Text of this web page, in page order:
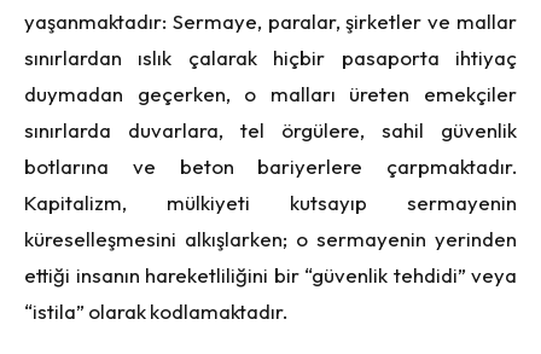
yaşanmaktadır: Sermaye, paralar, şirketler ve mallar
sınırlardan ıslık çalarak hiçbir pasaporta ihtiyaç
duymadan geçerken, o malları üreten emekçiler
sınırlarda duvarlara, tel örgülere, sahil güvenlik
botlarına ve beton bariyerlere çarpmaktadır.
Kapitalizm, mülkiyeti kutsayıp sermayenin
küreselleşmesini alkışlarken; o sermayenin yerinden
ettiği insanın hareketliliğini bir “güvenlik tehdidi” veya
“istila” olarak kodlamaktadır.